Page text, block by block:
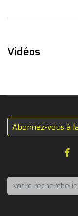
Vidéos
Abonnez-vous à
Rechercher